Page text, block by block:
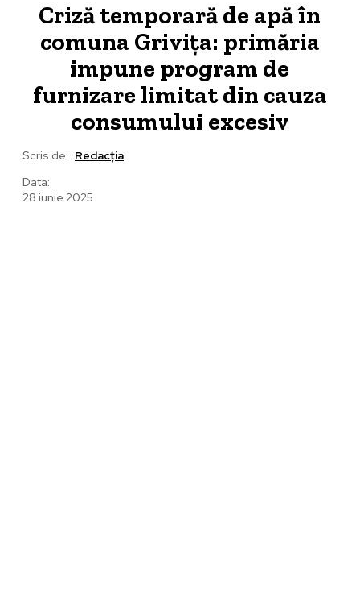
Criză temporară de apă în
comuna Grivița: primăria
impune program de
furnizare limitat din cauza
consumului excesiv
Scris de: Redacția
Data:
28 iunie 2025